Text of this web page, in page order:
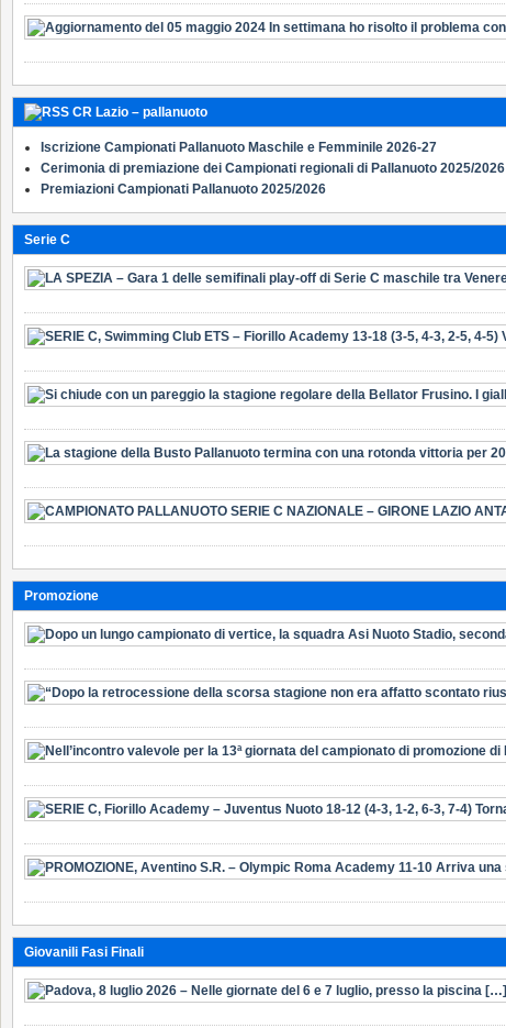
CR Lazio – pallanuoto
Iscrizione Campionati Pallanuoto Maschile e Femminile 2026-27
Cerimonia di premiazione dei Campionati regionali di Pallanuoto 2025/2026
Premiazioni Campionati Pallanuoto 2025/2026
Serie C
Promozione
Giovanili Fasi Finali